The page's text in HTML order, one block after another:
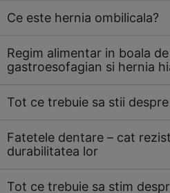
Ce este hernia ombilicala?
Regim alimentar in boala
gastroesofagian si hernia
Tot ce trebuie sa stii
Fatetele dentare – cat
durabilitatea lor
Tot ce trebuie sa stim